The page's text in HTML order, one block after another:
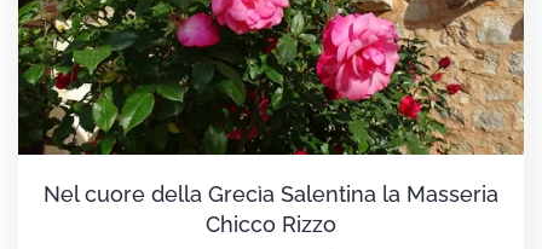
Nel cuore della Grecìa Salentina la Masseria
Chicco Rizzo